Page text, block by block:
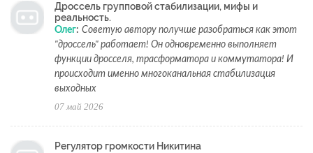
Дроссель групповой стабилизации, мифы и
реальность.
Олег: Советую автору получше разобраться как этот
"дроссель" работает! Он одновременно выполняет
функции дросселя, трасформатора и коммутатора! И
происходит именно многоканальная стабилизация
выходных
07 май 2026
Регулятор громкости Никитина